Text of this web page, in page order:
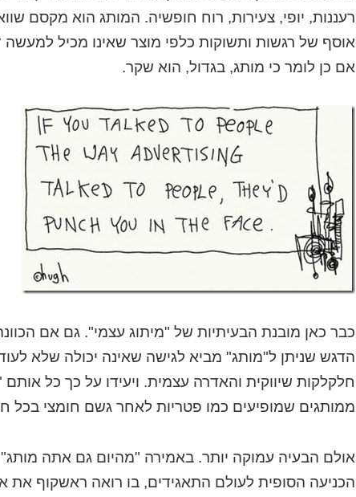
רעננות, יופי, צעירות, רוח חופשיה. המותג הוא מקסם
אוסף של רגשות ותשוקות כלפי מוצר שאינו מכיל
אם כן לומר כי מותג, בגדול, הוא שקר.
כבר כאן מובנת הבעיתיות של "מיתוג עצמי". גם אם
הדגש שניתן ל"מותג" מביא לגישה שאינה יכולה שלא
חלקלקות שיווקית והאדרה עצמית. ויעידו על כך כל
ממותגים שמופיעים כמו פטריות לאחר גשם חומצי בכל
אולם הבעיה עמוקה יותר. באמירה "מהיום גם אתה
הכניעה הסופית לעולם התאגידים, בו רואה ראשקוף את